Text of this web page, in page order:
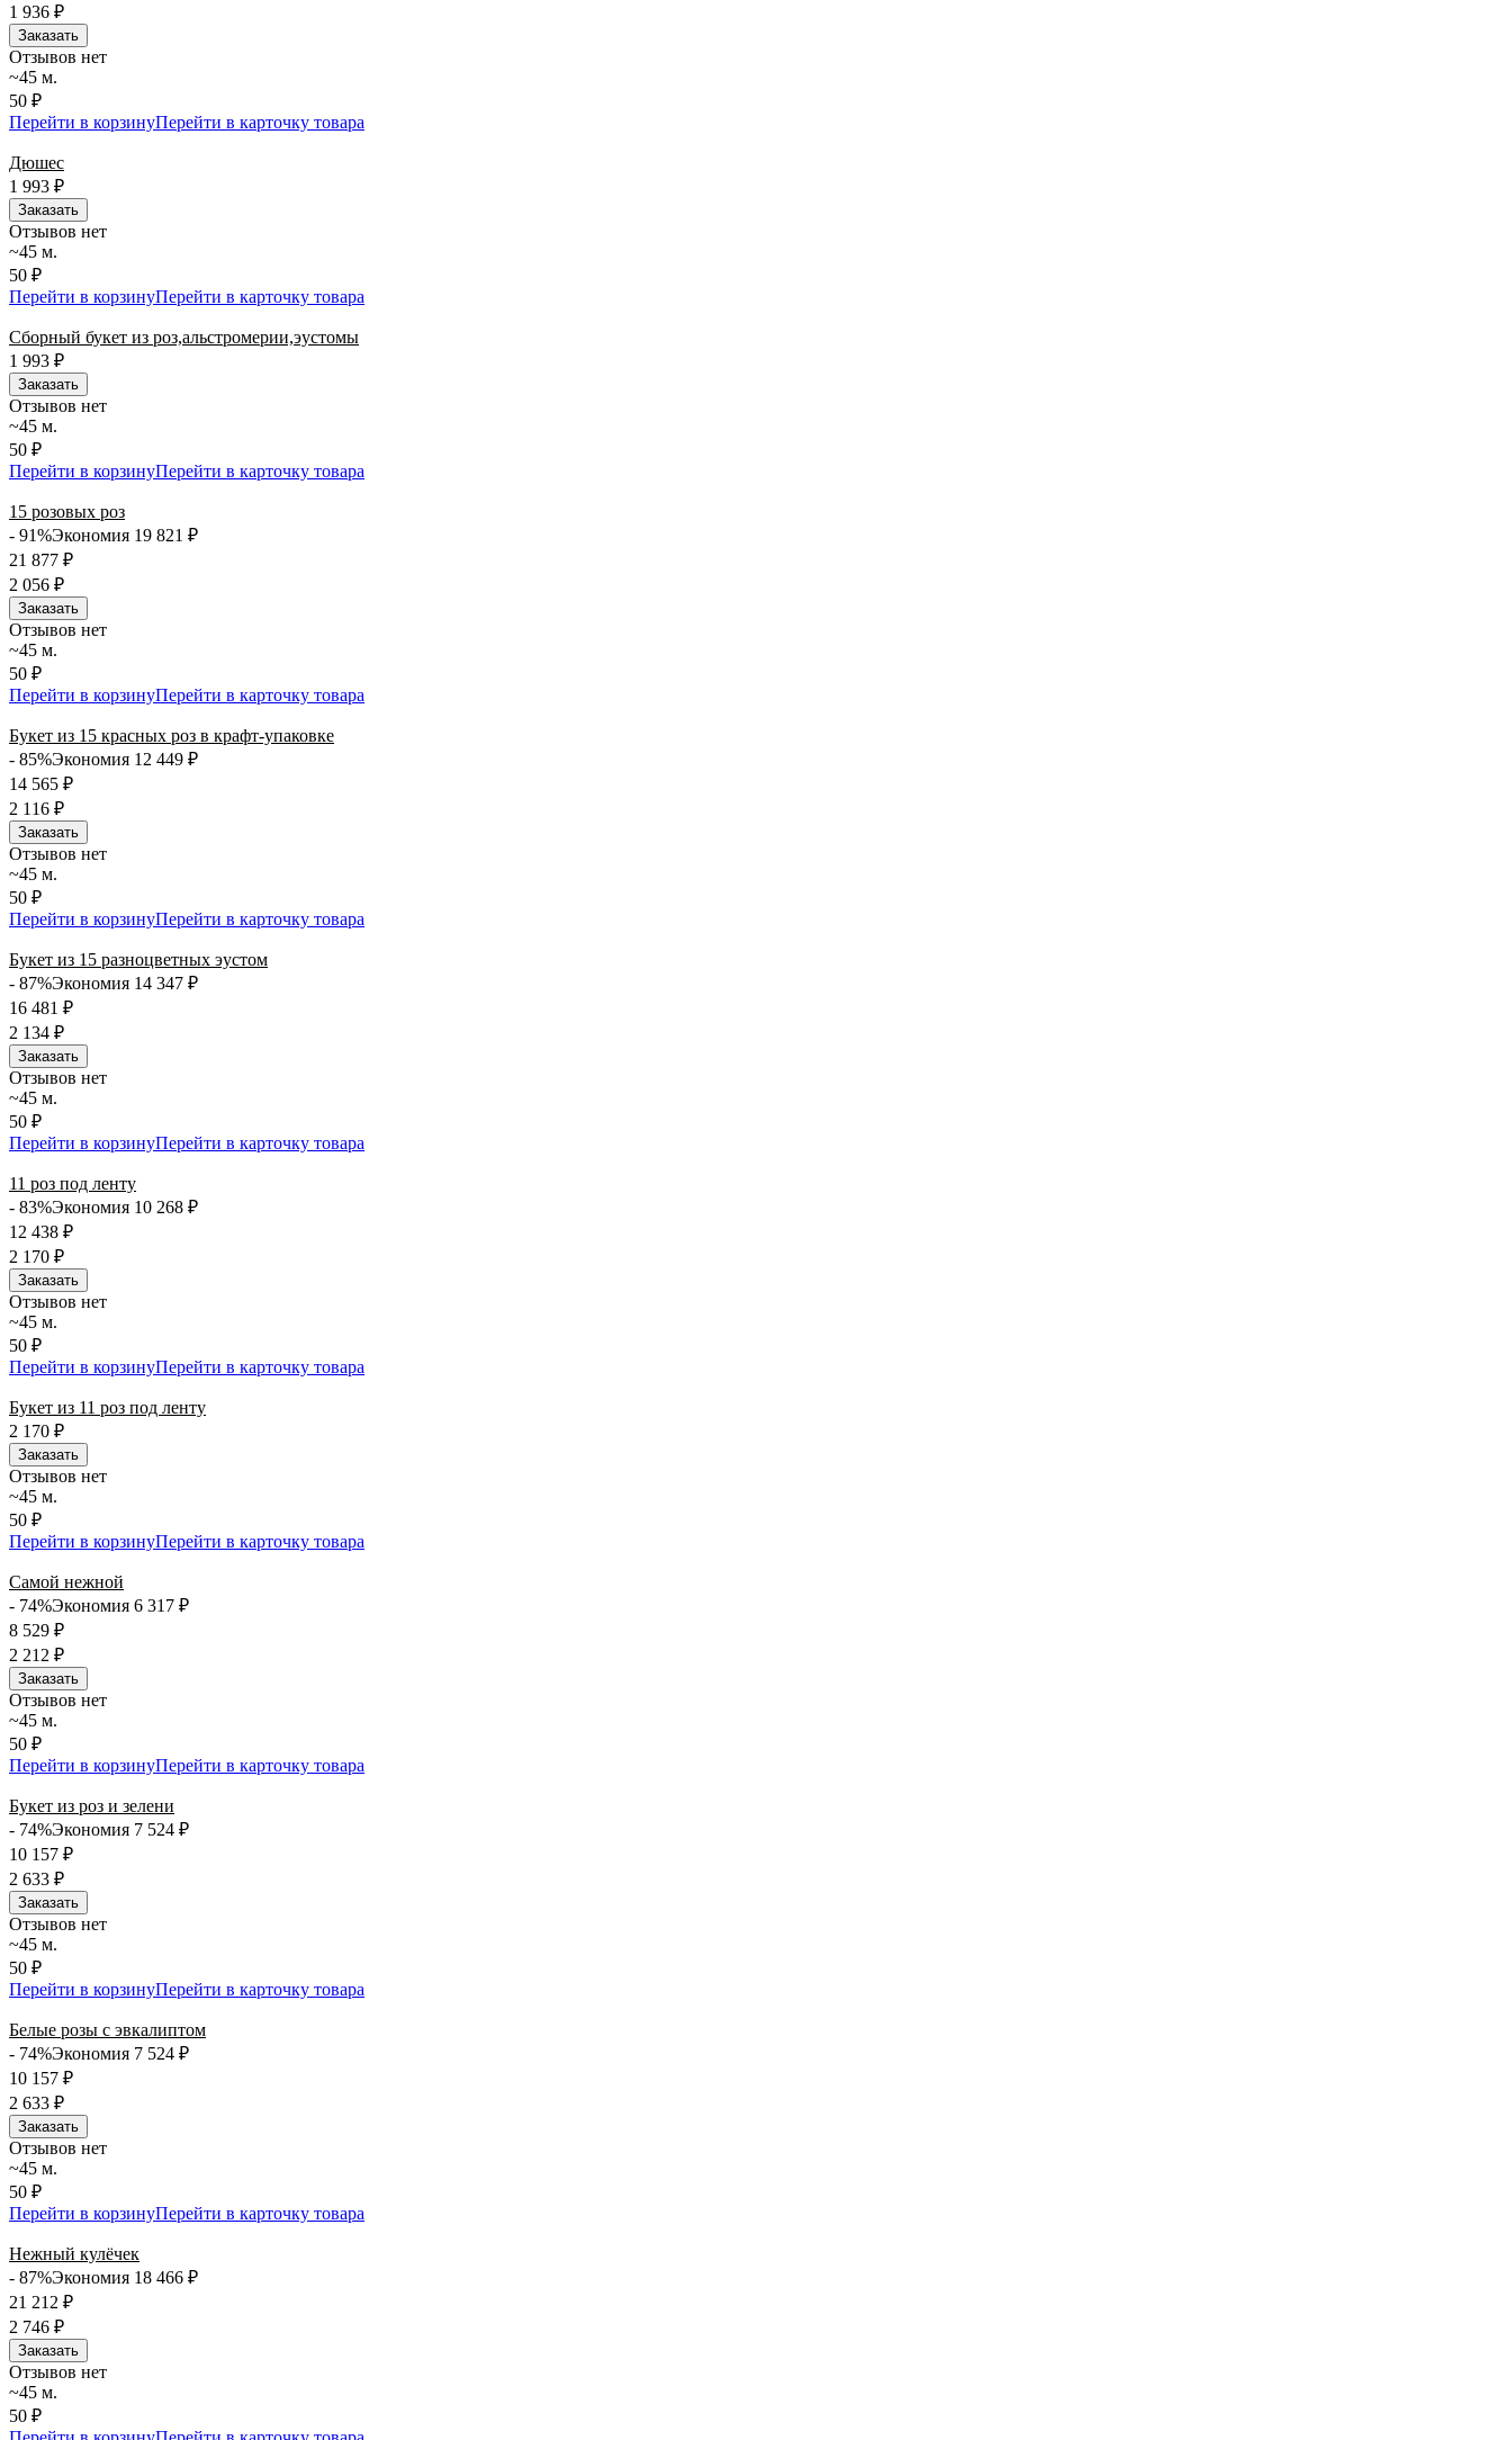
1 936 ₽
Заказать
Отзывов нет
~45 м.
50 ₽
Перейти в корзинуПерейти в карточку товара
Дюшес
1 993 ₽
Заказать
Отзывов нет
~45 м.
50 ₽
Перейти в корзинуПерейти в карточку товара
Сборный букет из роз,альстромерии,эустомы
1 993 ₽
Заказать
Отзывов нет
~45 м.
50 ₽
Перейти в корзинуПерейти в карточку товара
15 розовых роз
- 91%Экономия 19 821 ₽
21 877 ₽
2 056 ₽
Заказать
Отзывов нет
~45 м.
50 ₽
Перейти в корзинуПерейти в карточку товара
Букет из 15 красных роз в крафт-упаковке
- 85%Экономия 12 449 ₽
14 565 ₽
2 116 ₽
Заказать
Отзывов нет
~45 м.
50 ₽
Перейти в корзинуПерейти в карточку товара
Букет из 15 разноцветных эустом
- 87%Экономия 14 347 ₽
16 481 ₽
2 134 ₽
Заказать
Отзывов нет
~45 м.
50 ₽
Перейти в корзинуПерейти в карточку товара
11 роз под ленту
- 83%Экономия 10 268 ₽
12 438 ₽
2 170 ₽
Заказать
Отзывов нет
~45 м.
50 ₽
Перейти в корзинуПерейти в карточку товара
Букет из 11 роз под ленту
2 170 ₽
Заказать
Отзывов нет
~45 м.
50 ₽
Перейти в корзинуПерейти в карточку товара
Самой нежной
- 74%Экономия 6 317 ₽
8 529 ₽
2 212 ₽
Заказать
Отзывов нет
~45 м.
50 ₽
Перейти в корзинуПерейти в карточку товара
Букет из роз и зелени
- 74%Экономия 7 524 ₽
10 157 ₽
2 633 ₽
Заказать
Отзывов нет
~45 м.
50 ₽
Перейти в корзинуПерейти в карточку товара
Белые розы с эвкалиптом
- 74%Экономия 7 524 ₽
10 157 ₽
2 633 ₽
Заказать
Отзывов нет
~45 м.
50 ₽
Перейти в корзинуПерейти в карточку товара
Нежный кулёчек
- 87%Экономия 18 466 ₽
21 212 ₽
2 746 ₽
Заказать
Отзывов нет
~45 м.
50 ₽